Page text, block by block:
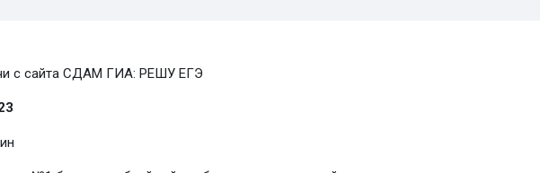
с сайта СДАМ ГИА: РЕШУ ЕГЭ